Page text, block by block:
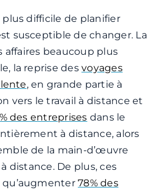
difficile de planifier
susceptible de changer. La
affaires beaucoup plus
la reprise desvoyages
, en grande partie à
vers le travail à distance et
des entreprises dans le
à distance, alors
de la main-d’œuvre
distance. De plus, ces
78% des